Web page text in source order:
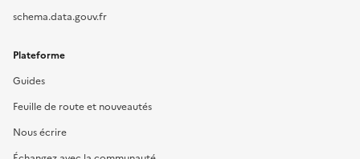
schema.data.gouv.fr
Plateforme
Guides
Feuille de route et nouveautés
Nous écrire